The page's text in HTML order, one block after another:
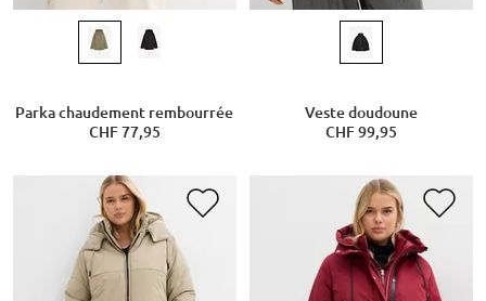
Parka chaudement rembourrée
CHF 77,95
Veste doudoune
CHF 99,95